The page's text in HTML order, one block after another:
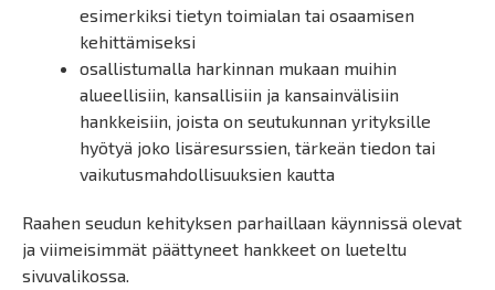
esimerkiksi tietyn toimialan tai osaamisen
kehittämiseksi
osallistumalla harkinnan mukaan muihin
alueellisiin, kansallisiin ja kansainvälisiin
hankkeisiin, joista on seutukunnan yrityksille
hyötyä joko lisäresurssien, tärkeän tiedon tai
vaikutusmahdollisuuksien kautta
Raahen seudun kehityksen parhaillaan käynnissä olevat
ja viimeisimmät päättyneet hankkeet on lueteltu
sivuvalikossa.